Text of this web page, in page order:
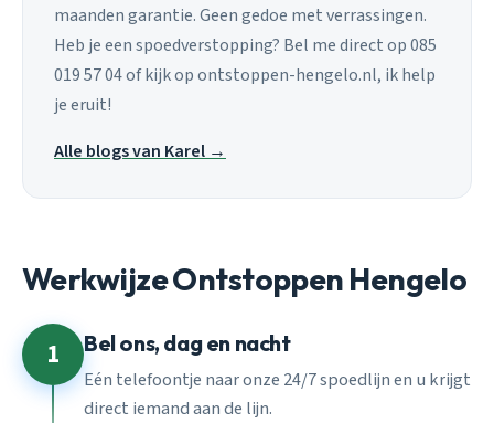
maanden garantie. Geen gedoe met verrassingen.
Heb je een spoedverstopping? Bel me direct op 085
019 57 04 of kijk op ontstoppen-hengelo.nl, ik help
je eruit!
Alle blogs van Karel →
Werkwijze Ontstoppen Hengelo
1 Bel ons, dag en nacht
Eén telefoontje naar onze 24/7 spoedlijn en u krijgt
direct iemand aan de lijn.